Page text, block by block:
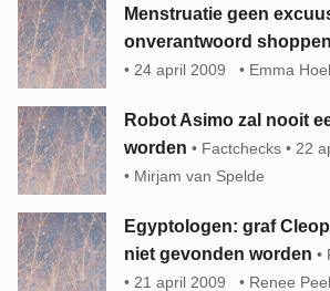
Menstruatie geen
onverantwoord shoppen
24 april 2009
Emma
Robot Asimo zal nooit
worden
Factchecks
22
Mirjam van Spelde
Egyptologen: graf
niet gevonden worden
21 april 2009
Renee